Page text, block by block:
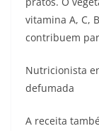
vitamina A, C,
contribuem
Nutricionista
defumada
A receita